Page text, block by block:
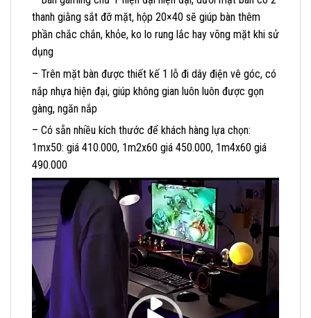
thanh giằng sắt đỡ mặt, hộp 20×40 sẽ giúp bàn thêm
phần chắc chắn, khỏe, ko lo rung lắc hay võng mặt khi sử
dụng
– Trên mặt bàn được thiết kế 1 lỗ đi dây điện vê góc, có
nắp nhựa hiện đại, giúp không gian luôn luôn được gọn
gàng, ngăn nắp
– Có sẵn nhiều kích thước để khách hàng lựa chọn:
1mx50: giá 410.000, 1m2x60 giá 450.000, 1m4x60 giá
490.000
Video